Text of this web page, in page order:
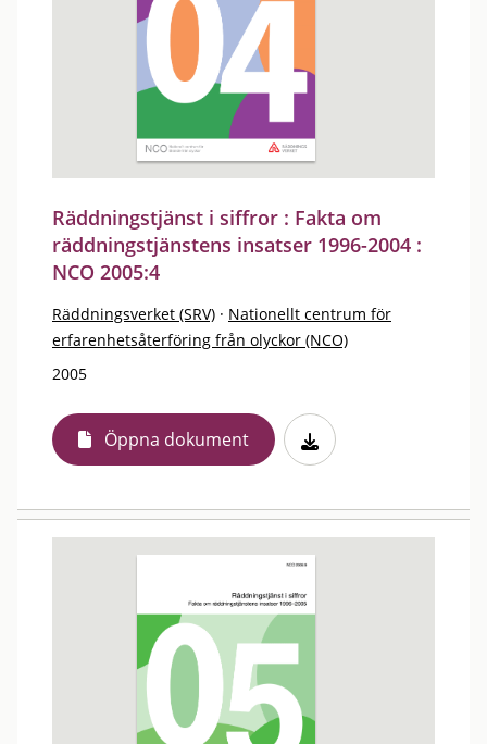
Räddningstjänst i siffror : Fakta om
räddningstjänstens insatser 1996-2004 :
NCO 2005:4
Räddningsverket (SRV) · Nationellt centrum för
erfarenhetsåterföring från olyckor (NCO)
2005
Öppna dokument